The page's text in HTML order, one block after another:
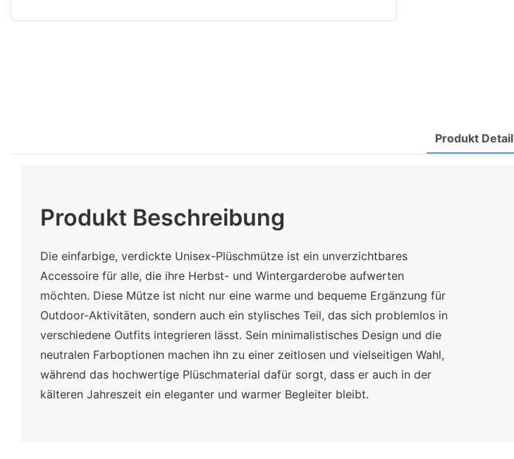
Produkt Detail
Produkt Beschreibung
Die einfarbige, verdickte Unisex-Plüschmütze ist ein unverzichtbares
Accessoire für alle, die ihre Herbst- und Wintergarderobe aufwerten
möchten. Diese Mütze ist nicht nur eine warme und bequeme Ergänzung für
Outdoor-Aktivitäten, sondern auch ein stylisches Teil, das sich problemlos in
verschiedene Outfits integrieren lässt. Sein minimalistisches Design und die
neutralen Farboptionen machen ihn zu einer zeitlosen und vielseitigen Wahl,
während das hochwertige Plüschmaterial dafür sorgt, dass er auch in der
kälteren Jahreszeit ein eleganter und warmer Begleiter bleibt.